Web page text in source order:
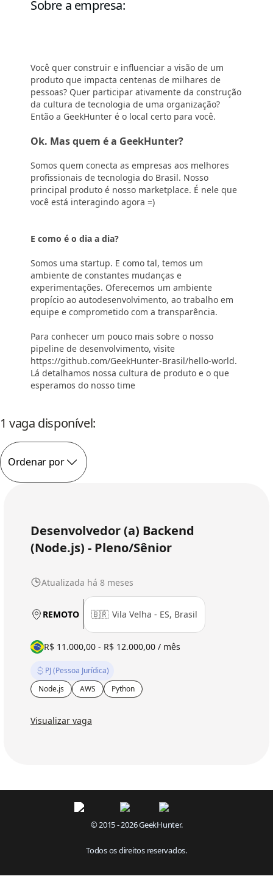
Sobre a empresa:
Você quer construir e influenciar a visão de um
produto que impacta centenas de milhares de
pessoas? Quer participar ativamente da construção
da cultura de tecnologia de uma organização?
Então a GeekHunter é o local certo para você.
Ok. Mas quem é a GeekHunter?
Somos quem conecta as empresas aos melhores
profissionais de tecnologia do Brasil. Nosso
principal produto é nosso marketplace. É nele que
você está interagindo agora =)
E como é o dia a dia?
Somos uma startup. E como tal, temos um
ambiente de constantes mudanças e
experimentações. Oferecemos um ambiente
propício ao autodesenvolvimento, ao trabalho em
equipe e comprometido com a transparência.
Para conhecer um pouco mais sobre o nosso
pipeline de desenvolvimento, visite
https://github.com/GeekHunter-Brasil/hello-world.
Lá detalhamos nossa cultura de produto e o que
esperamos do nosso time
1 vaga disponível:
Ordenar por
Desenvolvedor (a) Backend
(Node.js) - Pleno/Sênior
Atualizada há 8 meses
REMOTO 🇧🇷 Vila Velha - ES, Brasil
R$ 11.000,00 - R$ 12.000,00 / mês
PJ (Pessoa Jurídica)
Node.js
AWS Python
Visualizar vaga
© 2015 - 2026 GeekHunter.
Todos os direitos reservados.